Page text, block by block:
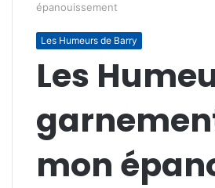
épanouissement
Les Humeurs de Barry
Les
mon